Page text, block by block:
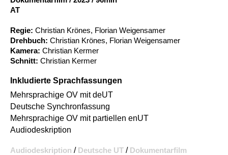
AT
Regie: Christian Krönes, Florian Weigensamer
Drehbuch: Christian Krönes, Florian Weigensamer
Kamera: Christian Kermer
Schnitt: Christian Kermer
Inkludierte Sprachfassungen
Mehrsprachige OV mit deUT
Deutsche Synchronfassung
Mehrsprachige OV mit partiellen enUT
Audiodeskription
Audiodeskription / Deutsche UT / Dokumentarfilm